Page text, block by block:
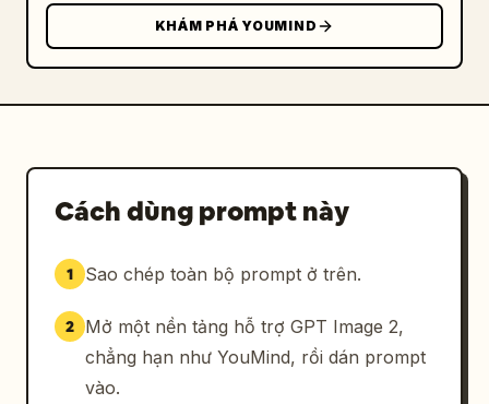
KHÁM PHÁ YOUMIND
Cách dùng prompt này
1 Sao chép toàn bộ prompt ở trên.
2
Mở một nền tảng hỗ trợ GPT Image 2,
chẳng hạn như YouMind, rồi dán prompt
vào.